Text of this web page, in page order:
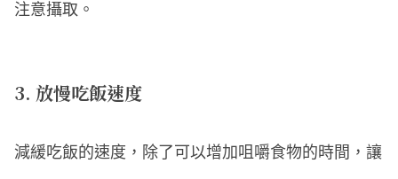
注意攝取。
3. 放慢吃飯速度
減緩吃飯的速度，除了可以增加咀嚼食物的時間，讓